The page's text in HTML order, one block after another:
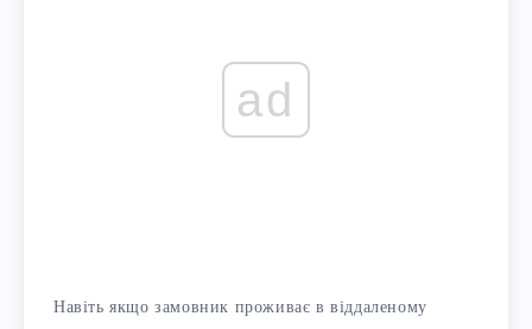
ad
Навіть якщо замовник проживає в віддаленому